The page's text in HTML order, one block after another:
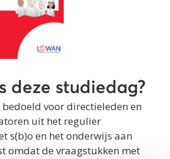
deze studiedag?
voor directieleden en
uit het regulier
s(b)o en het onderwijs aan
omdat de vraagstukken met